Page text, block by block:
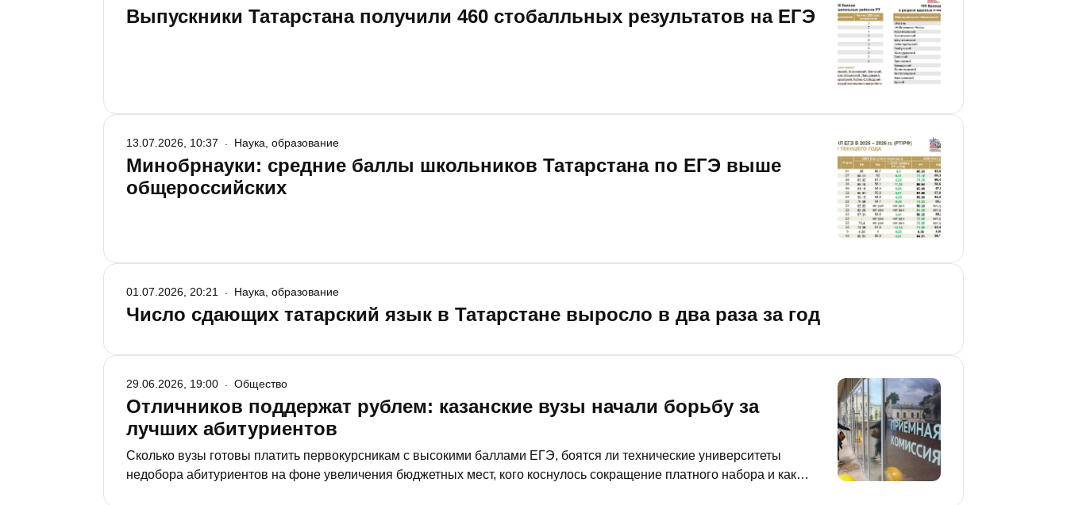
Выпускники Татарстана получили 460 стобалльных результатов на ЕГЭ
Минобрнауки: средние баллы школьников Татарстана по ЕГЭ выше
общероссийских
13.07.2026, 10:37 Наука, образование
Число сдающих татарский язык в Татарстане выросло в два раза за год
01.07.2026, 20:21 Наука, образование
Отличников поддержат рублем: казанские вузы начали борьбу за
лучших абитуриентов
Сколько вузы готовы платить первокурсникам с высокими баллами ЕГЭ, боятся ли технические университеты
недобора абитуриентов на фоне увеличения бюджетных мест, кого коснулось сокращение платного набора и как
29.06.2026, 19:00 Общество